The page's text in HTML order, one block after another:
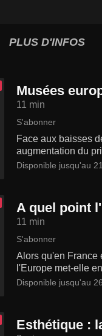
PLUS D'INFOS
Musées
11 min
S'abonner
Face aux baisses
augmentation du
Disponible jusqu'au
A quel point
11 min
S'abonner
Alors qu'en France
l'Europe met-elle
Disponible jusqu'au
Esthétique :